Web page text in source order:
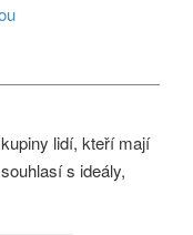
lidí, kteří mají
s ideály,